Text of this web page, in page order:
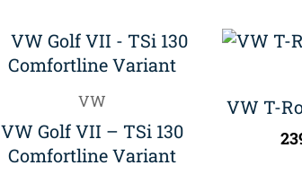
VW
VW Golf VII – TSi 130
Comfortline Variant
VW T-